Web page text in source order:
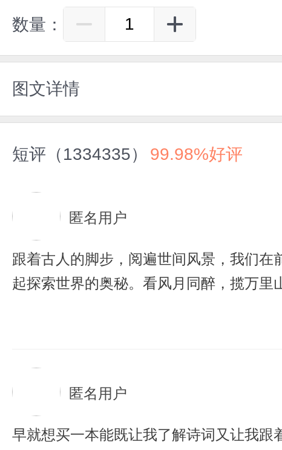
数量：
图文详情
短评（1334335） 99.98%好评
匿名用户
跟着古人的脚步，阅遍世间风景，我们
起探索世界的奥秘。看风月同醉，揽万里
匿名用户
早就想买一本能既让我了解诗词又让我